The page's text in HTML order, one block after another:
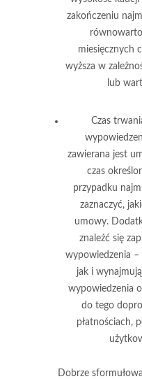
zakończeniu
miesięcznych
wyższa w
lub
Czas
zawierana jest
czas
przypadku
zaznaczyć,
umowy.
znaleźć się
wypowiedzenia –
jak i
wypowiedzenia
do tego
płatnościach,
Dobrze